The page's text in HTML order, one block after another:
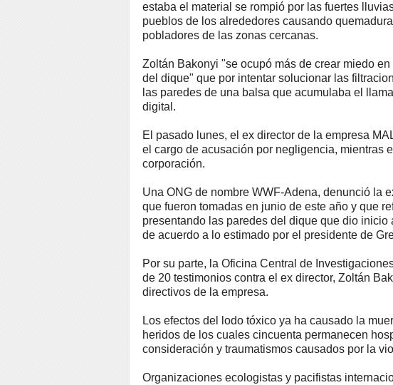
estaba el material se rompió por las fuertes
pueblos de los alrededores causando
pobladores de las zonas cercanas.
Zoltán Bakonyi "se ocupó más de crear miedo
del dique" que por intentar solucionar las
las paredes de una balsa que acumulaba el
digital.
El pasado lunes, el ex director de la empresa
el cargo de acusación por negligencia, mientras
corporación.
Una ONG de nombre WWF-Adena, denunció la
que fueron tomadas en junio de este año y que
presentando las paredes del dique que dio
de acuerdo a lo estimado por el presidente de
Por su parte, la Oficina Central de
de 20 testimonios contra el ex director, Zoltán
directivos de la empresa.
Los efectos del lodo tóxico ya ha causado la
heridos de los cuales cincuenta permanecen
consideración y traumatismos causados por la
Organizaciones ecologistas y pacifistas